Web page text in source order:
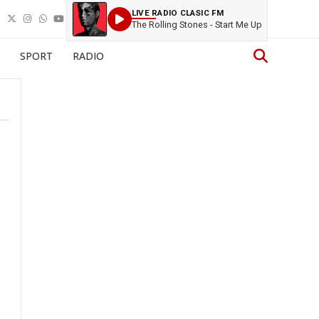
LIVE RADIO CLASIC FM
The Rolling Stones - Start Me Up
SPORT RADIO